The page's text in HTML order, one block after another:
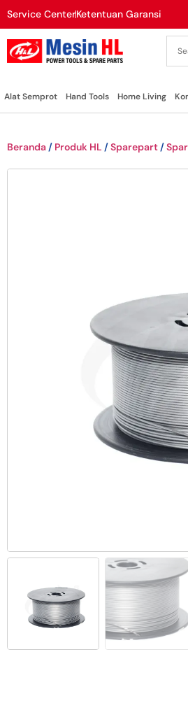
Service CenterKetentuan Garansi
Alat Semprot Hand Tools Home Living
Beranda / Produk HL /Sparepart /